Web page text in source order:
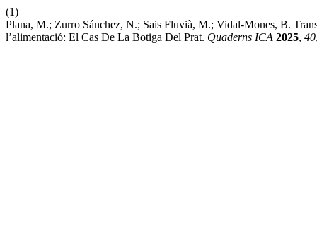
(1)
Plana, M.; Zurro Sánchez, N.; Sais Fluvià, M.; Vidal-Mones, B.
l’alimentació: El Cas De La Botiga Del Prat. Quaderns ICA 2025, 40